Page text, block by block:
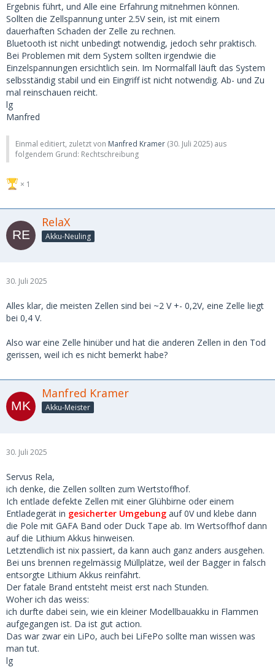
Ergebnis führt, und Alle eine Erfahrung mitnehmen können.
Sollten die Zellspannung unter 2.5V sein, ist mit einem
dauerhaften Schaden der Zelle zu rechnen.
Bluetooth ist nicht unbedingt notwendig, jedoch sehr praktisch.
Bei Problemen mit dem System sollten irgendwie die
Einzelspannungen ersichtlich sein. Im Normalfall läuft das System
selbsständig stabil und ein Eingriff ist nicht notwendig. Ab- und Zu
mal reinschauen reicht.
lg
Manfred
Einmal editiert, zuletzt von Manfred Kramer (30. Juli 2025) aus
folgendem Grund: Rechtschreibung
1
RelaX
Akku-Neuling
30. Juli 2025
Alles klar, die meisten Zellen sind bei ~2 V +- 0,2V, eine Zelle liegt
bei 0,4 V.
Also war eine Zelle hinüber und hat die anderen Zellen in den Tod
gerissen, weil ich es nicht bemerkt habe?
Manfred Kramer
Akku-Meister
30. Juli 2025
Servus Rela,
ich denke, die Zellen sollten zum Wertstoffhof.
Ich entlade defekte Zellen mit einer Glühbirne oder einem
Entladegerät in gesicherter Umgebung auf 0V und klebe dann
die Pole mit GAFA Band oder Duck Tape ab. Im Wertsoffhof dann
auf die Lithium Akkus hinweisen.
Letztendlich ist nix passiert, da kann auch ganz anders ausgehen.
Bei uns brennen regelmässig Müllplätze, weil der Bagger in falsch
entsorgte Lithium Akkus reinfährt.
Der fatale Brand entsteht meist erst nach Stunden.
Woher ich das weiss:
ich durfte dabei sein, wie ein kleiner Modellbauakku in Flammen
aufgegangen ist. Da ist gut action.
Das war zwar ein LiPo, auch bei LiFePo sollte man wissen was
man tut.
lg